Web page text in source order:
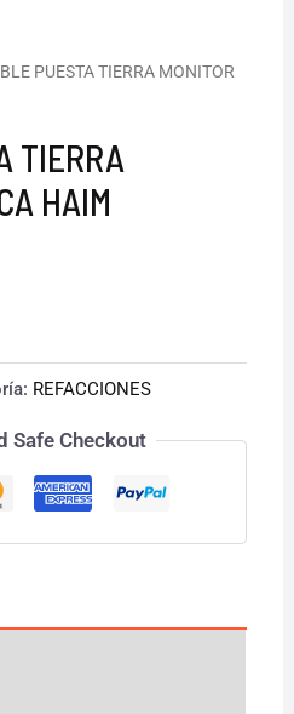
PUESTA TIERRA MONITOR
TIERRA
HAIM
REFACCIONES
Safe Checkout